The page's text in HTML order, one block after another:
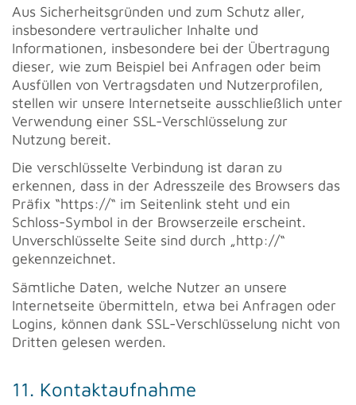
Aus Sicherheitsgründen und zum Schutz aller,
insbesondere vertraulicher Inhalte und
Informationen, insbesondere bei der Übertragung
dieser, wie zum Beispiel bei Anfragen oder beim
Ausfüllen von Vertragsdaten und Nutzerprofilen,
stellen wir unsere Internetseite ausschließlich unter
Verwendung einer SSL-Verschlüsselung zur
Nutzung bereit.
Die verschlüsselte Verbindung ist daran zu
erkennen, dass in der Adresszeile des Browsers das
Präfix “https://“ im Seitenlink steht und ein
Schloss-Symbol in der Browserzeile erscheint.
Unverschlüsselte Seite sind durch „http://“
gekennzeichnet.
Sämtliche Daten, welche Nutzer an unsere
Internetseite übermitteln, etwa bei Anfragen oder
Logins, können dank SSL-Verschlüsselung nicht von
Dritten gelesen werden.
11. Kontaktaufnahme